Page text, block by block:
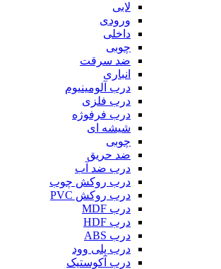
لابی
ورودی
داخلی
چوبی
ضد سرقت
انباری
درب آلومینیوم
درب فلزی
درب فرفوژه
شیشه ای
چوبی
ضد حریق
درب ضد آب
درب روکش چوب
درب روکش PVC
درب MDF
درب HDF
درب ABS
درب پلی وود
درب آکوستیک